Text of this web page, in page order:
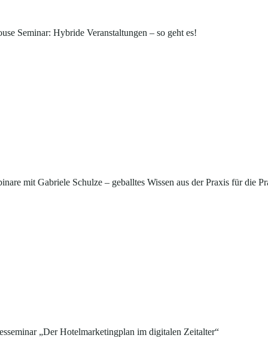
Seminar: Hybride Veranstaltungen – so geht es!
mit Gabriele Schulze – geballtes Wissen aus der Praxis für die
„Der Hotelmarketingplan im digitalen Zeitalter“